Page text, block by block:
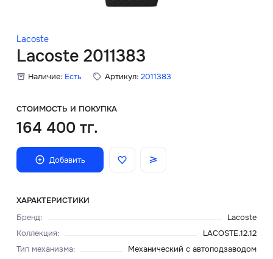
Lacoste
Lacoste 2011383
Наличие: Есть Артикул: 2011383
СТОИМОСТЬ И ПОКУПКА
164 400 тг.
Добавить
ХАРАКТЕРИСТИКИ
Бренд:
Lacoste
Коллекция:
LACOSTE.12.12
Тип механизма:
Механический с автоподзаводом
Скидки
Главная
О нас
Доставка и оплата